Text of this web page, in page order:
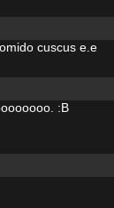
cuscus e.e
:B